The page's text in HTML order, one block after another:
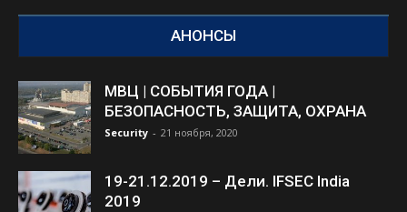
АНОНСЫ
МВЦ | СОБЫТИЯ ГОДА |
БЕЗОПАСНОСТЬ, ЗАЩИТА, ОХРАНА
Security - 21 ноября, 2020
19-21.12.2019 – Дели. IFSEC India
2019